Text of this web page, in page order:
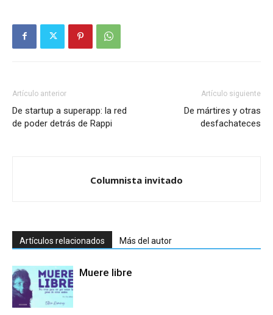
Artículo anterior
De startup a superapp: la red
de poder detrás de Rappi
Artículo siguiente
De mártires y otras
desfachateces
Columnista invitado
Artículos relacionados Más del autor
Muere libre